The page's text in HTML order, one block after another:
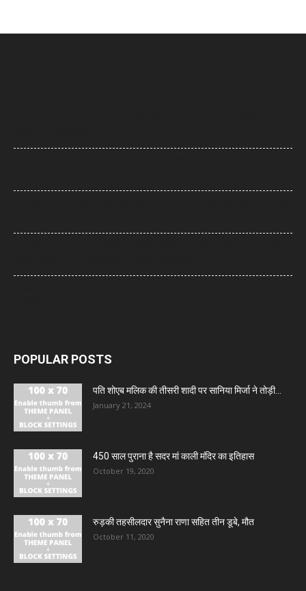
POPULAR POSTS
पति शोएब मलिक की तीसरी शादी पर सानिया मिर्जा ने तोड़ी...
January 21, 2024
450 साल पुराना है सदर मां काली मंदिर का इतिहास
October 19, 2020
रुड़की तहसीलदार सुनैना राणा सहित तीन डूबे, मौत
October 11, 2020